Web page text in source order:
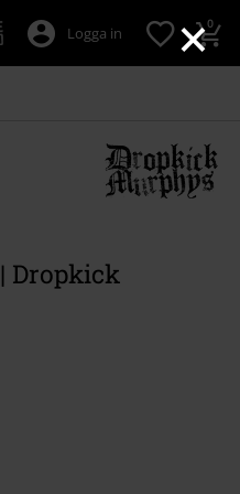
×
Logga in 0
Dropkick